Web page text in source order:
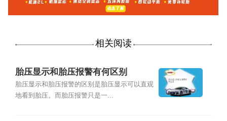
相关阅读
胎压显示和胎压报警有何区别
胎压显示和胎压报警的区别是胎压显示可以直观
地看到胎压。而胎压报警只是一...